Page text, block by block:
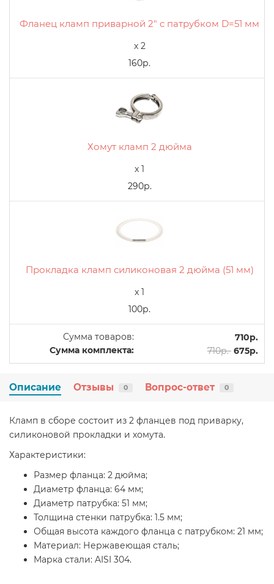
Фланец кламп приварной 2" с патрубком D=51 мм
x 2
160р.
Хомут кламп 2 дюйма
x 1
290р.
Прокладка кламп силиконовая 2 дюйма (51 мм)
x 1
100р.
Сумма товаров:
710р.
Сумма комплекта:
710р. 675р.
Описание Отзывы 0 Вопрос-ответ 0
Кламп в сборе состоит из 2 фланцев под приварку,
силиконовой прокладки и хомута.
Характеристики:
Размер фланца: 2 дюйма;
Диаметр фланца: 64 мм;
Диаметр патрубка: 51 мм;
Толщина стенки патрубка: 1.5 мм;
Общая высота каждого фланца с патрубком: 21 мм;
Материал: Нержавеющая сталь;
Марка стали: AISI 304.